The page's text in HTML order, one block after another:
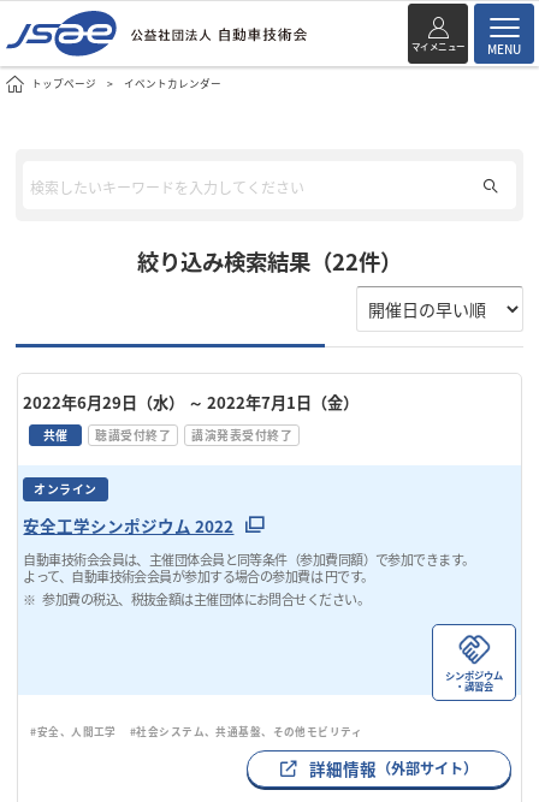
マイメニュー MENU
トップページ イベントカレンダー
絞り込み検索結果（22件）
2022年6月29日（水） ～ 2022年7月1日（金）
共催 聴講受付終了 講演発表受付終了
オンライン
安全工学シンポジウム 2022
自動車技術会会員は、主催団体会員と同等条件（参加費同額）で参加できます。
よって、自動車技術会会員が参加する場合の参加費は 円です。
参加費の税込、税抜金額は主催団体にお問合せください。
シンポジウム
・講習会
#安全、人間工学 #社会システム、共通基盤、その他モビリティ
詳細情報 （外部サイト）